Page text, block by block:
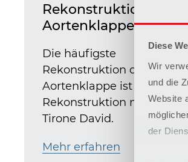
Diese
Wir
und die
Website
der
Rekonstruktion der
Aortenklappe
Die häufigste
Rekonstruktion der
Aortenklappe ist die
Rekonstruktion nach
Tirone David.
Mehr erfahren